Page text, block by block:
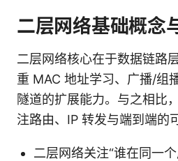
二层网络基础概念
二层网络核心在于数据链路
重 MAC 地址学习、广播/组
隧道的扩展能力。与之相比
注路由、IP 转发与端到端的
二层网络关注“谁在同一